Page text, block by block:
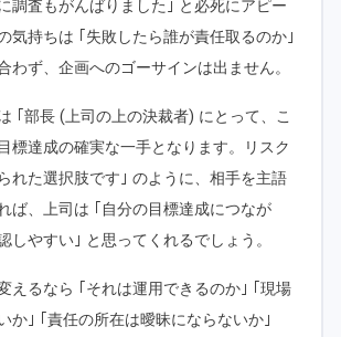
調査もがんばりました｣ と必死にアピー
気持ちは ｢失敗したら誰が責任取るのか｣
わず、企画へのゴーサインは出ません。
｢部長 (上司の上の決裁者) にとって、こ
標達成の確実な一手となります。リスク
れた選択肢です｣ のように、相手を主語
ば、上司は ｢自分の目標達成につなが
しやすい｣ と思ってくれるでしょう。
えるなら ｢それは運用できるのか｣ ｢現場
か｣ ｢責任の所在は曖昧にならないか｣